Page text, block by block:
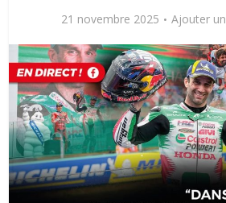
21 novembre 2025 Ajouter